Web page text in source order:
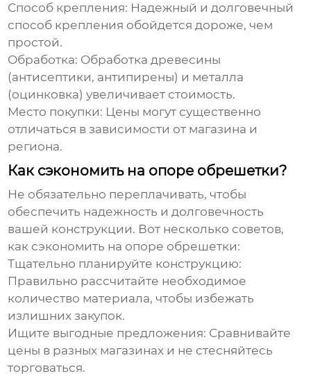
Способ крепления: Надежный и долговечный
способ крепления обойдется дороже, чем
простой.
Обработка: Обработка древесины
(антисептики, антипирены) и металла
(оцинковка) увеличивает стоимость.
Место покупки: Цены могут существенно
отличаться в зависимости от магазина и
региона.
Как сэкономить на опоре обрешетки?
Не обязательно переплачивать, чтобы
обеспечить надежность и долговечность
вашей конструкции. Вот несколько советов,
как сэкономить на опоре обрешетки:
Тщательно планируйте конструкцию:
Правильно рассчитайте необходимое
количество материала, чтобы избежать
излишних закупок.
Ищите выгодные предложения: Сравнивайте
цены в разных магазинах и не стесняйтесь
торговаться.